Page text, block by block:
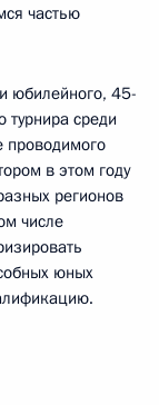
частью
юбилейного, 45-
турнира среди
проводимого
в этом году
регионов
числе
юных